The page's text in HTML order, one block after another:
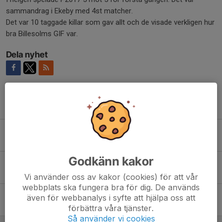
sammandrag i Ekeby med 4st matcher.
Det var 10 taggade killar som gav allt och de visade verkligen hur
bra Billesolms GIF var.
Dela nyhet
GoWell Cupen, Åstorp
Första seriematchen avklarad!
13 apr, 08:19
Kamratcupen 2026
5 apr, 18:18 0
Godkänn kakor
Vi använder oss av kakor (cookies) för att vår
webbplats ska fungera bra för dig. De används
även för webbanalys i syfte att hjälpa oss att
förbättra våra tjänster.
Så använder vi cookies